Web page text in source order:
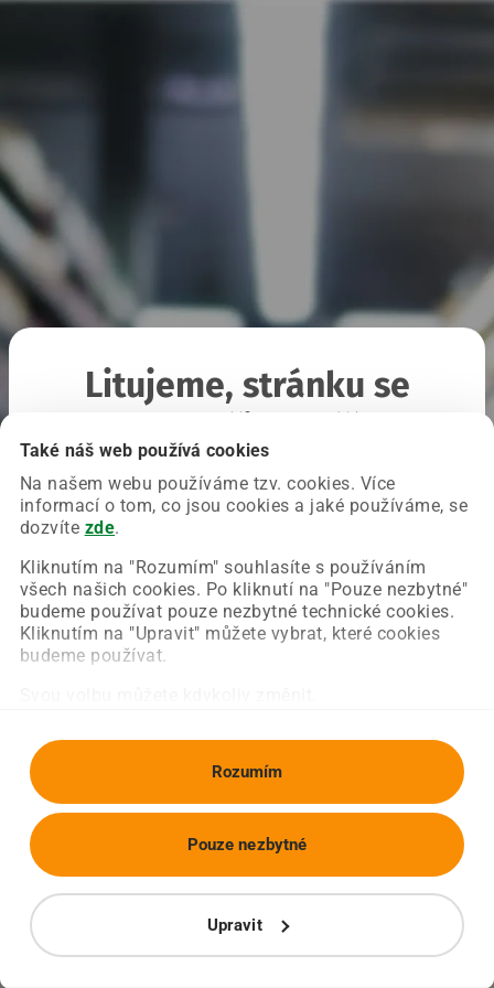
Také náš web používá cookies
Na našem webu používáme tzv. cookies. Více
informací o tom, co jsou cookies a jaké používáme, se
dozvíte zde.
Kliknutím na "Rozumím" souhlasíte s používáním
všech našich cookies. Po kliknutí na "Pouze nezbytné"
budeme používat pouze nezbytné technické cookies.
Kliknutím na "Upravit" můžete vybrat, které cookies
budeme používat.
Rozumím
Upravit
Pouze nezbytné
Litujeme, stránku se
Chyba nastala na naší straně a už ji opravujeme.
Zkuste prosím znovu načíst požadovanou stránku.
Obnovit stránku Úvodní strana